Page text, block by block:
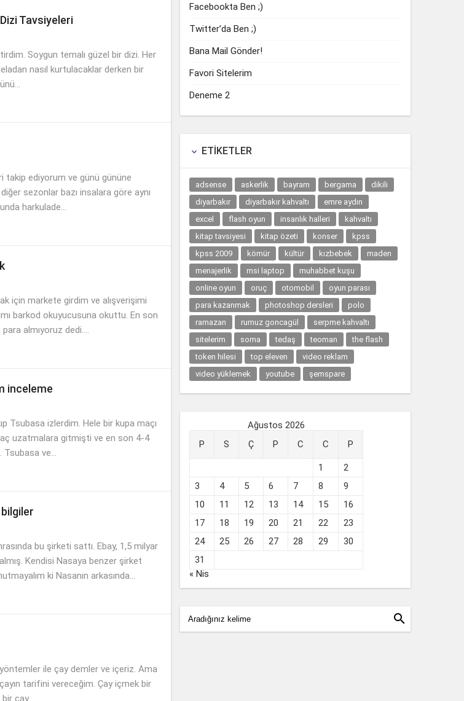
Tavsiyeleri
Soygun temalı güzel bir dizi. Her
nasıl kurtulacaklar derken bir
takip ediyorum ve günü gününe
sezonlar bazı insalara göre aynı
harkulade...
için markete girdim ve alışverişimi
barkod okuyucusuna okuttu. En son
almıyoruz dedi....
inceleme
Tsubasa izlerdim. Hele bir kupa maçı
uzatmalara gitmişti ve en son 4-4
ve...
bilgiler
bu şirketi sattı. Ebay, 1,5 milyar
Kendisi Nasaya benzer şirket
ki Nasanın arkasında...
ile çay demler ve içeriz. Ama
tarifini vereceğim. Çay içmek bir
çay...
Facebookta Ben ;)
Twitter’da Ben ;)
Bana Mail Gönder!
Favori Sitelerim
Deneme 2
 ETIKETLER
adsense askerlik bayram bergama
dikili
diyarbakır
diyarbakır kahvaltı
emre aydın
excel
flash oyun insanlık halleri
kahvaltı
kitap tavsiyesi
kitap özeti konser
kpss
kpss 2009
kömür kültür kızbebek
maden
menajerlik
msi laptop
muhabbet kuşu
online oyun
oruç otomobil
oyun parası
para kazanmak
photoshop dersleri
polo
ramazan
rumuz goncagül
serpme kahvaltı
sitelerim
soma tedaş teoman
the flash
token hilesi
top eleven
video reklam
video yüklemek
youtube şemspare
Ağustos 2026
P
S Ç P C C P
1
2
3
4 5 6 7 8
9
10
11 12 13 14 15
16
17
18 19 20 21 22
23
24
25 26 27 28 29
30
31
« Nis
search